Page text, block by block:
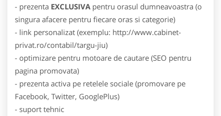
- prezenta EXCLUSIVA pentru orasul dumneavoastra (o
singura afacere pentru fiecare oras si categorie)
- link personalizat (exemplu: http://www.cabinet-
privat.ro/contabil/targu-jiu)
- optimizare pentru motoare de cautare (SEO pentru
pagina promovata)
- prezenta activa pe retelele sociale (promovare pe
Facebook, Twitter, GooglePlus)
- suport tehnic